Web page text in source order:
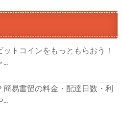
トコインをもっともらおう！
簡易書留の料金・配達日数・利